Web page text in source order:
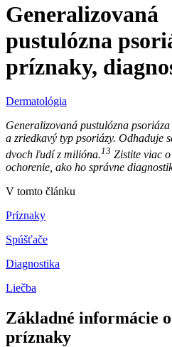
Generalizovaná
pustulózna
príznaky,
Dermatológia
Generalizovaná pustulózna
a zriedkavý typ psoriázy. Odhaduje
dvoch ľudí z milióna.13 Zistite viac
ochorenie, ako ho správne
V tomto článku
Príznaky
Spúšťače
Diagnostika
Liečba
Základné informácie
príznaky